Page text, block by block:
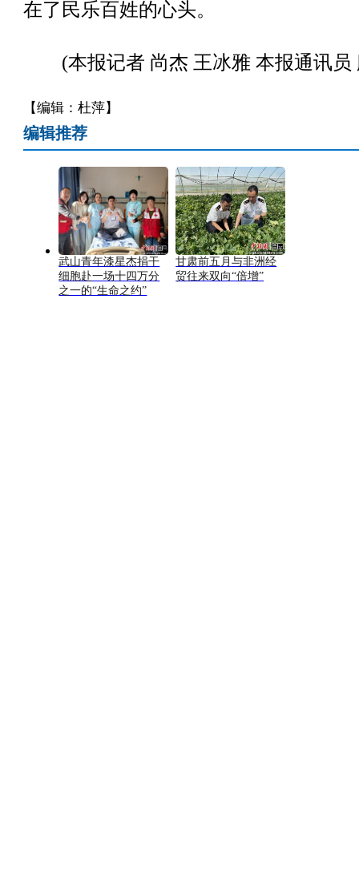
在了民乐百姓的心头。
(本报记者 尚杰 王冰雅 本报通讯员
【编辑：杜萍】
编辑推荐
武山青年漆星杰捐干
细胞赴一场十四万分
之一的“生命之约”
甘肃前五月与非洲经
贸往来双向“倍增”